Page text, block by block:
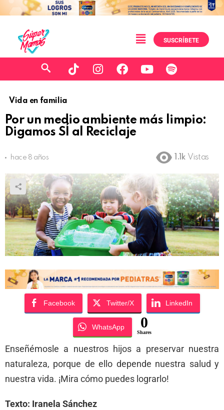
SUSCRÍBETE
Vida en familia
Por un medio ambiente más limpio:
Digamos SÍ al Reciclaje
hace 8 años 1.1k Vistas
Facebook Twitter/X LinkedIn
WhatsApp 0
Shares
Enseñémosle a nuestros hijos a preservar nuestra
naturaleza, porque de ello depende nuestra salud y
nuestra vida. ¡Mira cómo puedes lograrlo!
Texto: Iranela Sánchez